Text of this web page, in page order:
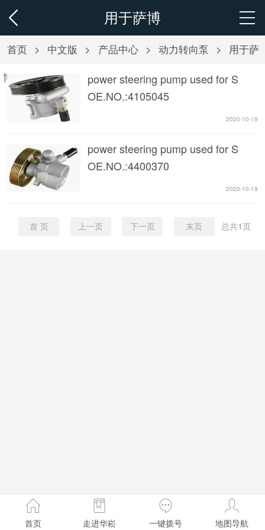
用于萨博
首页 > 中文版 > 产品中心 > 动力转向泵 >
用于萨
博
power steering pump used for S
OE.NO.:4105045
2020-10-19
power steering pump used for S
OE.NO.:4400370
2020-10-19
首 页 上一页 下一页 末页 总共1页
首页 走进华崧 一键拨号 地图导航